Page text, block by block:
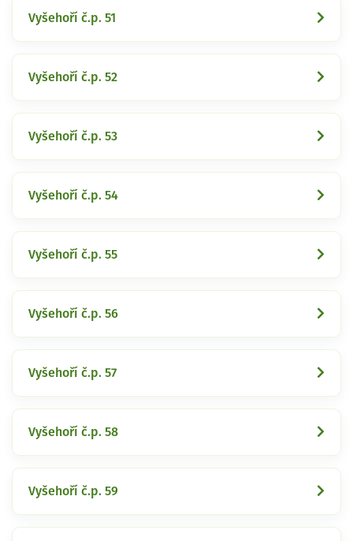
Vyšehoří č.p. 51
Vyšehoří č.p. 52
Vyšehoří č.p. 53
Vyšehoří č.p. 54
Vyšehoří č.p. 55
Vyšehoří č.p. 56
Vyšehoří č.p. 57
Vyšehoří č.p. 58
Vyšehoří č.p. 59